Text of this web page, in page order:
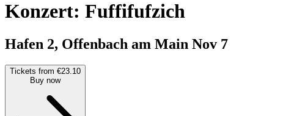
Konzert: Fuffifufzich
Hafen 2, Offenbach am Main Nov 7
Tickets from €23.10
Buy now